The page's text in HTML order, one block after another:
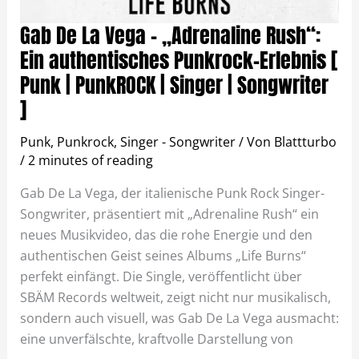
Gab De La Vega – „Adrenaline Rush“:
Ein authentisches Punkrock-Erlebnis [
Punk | PunkROCK | Singer | Songwriter
]
Punk, Punkrock, Singer - Songwriter/ Von Blattturbo
/2 minutes of reading
Gab De La Vega, der italienische Punk Rock Singer-
Songwriter, präsentiert mit „Adrenaline Rush“ ein
neues Musikvideo, das die rohe Energie und den
authentischen Geist seines Albums „Life Burns“
perfekt einfängt. Die Single, veröffentlicht über
SBÄM Records weltweit, zeigt nicht nur musikalisch,
sondern auch visuell, was Gab De La Vega ausmacht:
eine unverfälschte, kraftvolle Darstellung von